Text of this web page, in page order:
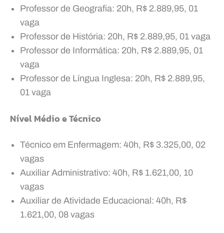
Professor de Geografia: 20h, R$ 2.889,95, 01
vaga
Professor de História: 20h, R$ 2.889,95, 01 vaga
Professor de Informática: 20h, R$ 2.889,95, 01
vaga
Professor de Língua Inglesa: 20h, R$ 2.889,95,
01 vaga
Nível Médio e Técnico
Técnico em Enfermagem: 40h, R$ 3.325,00, 02
vagas
Auxiliar Administrativo: 40h, R$ 1.621,00, 10
vagas
Auxiliar de Atividade Educacional: 40h, R$
1.621,00, 08 vagas